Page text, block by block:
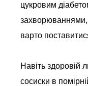
цукровим
варто
Навіть здоровій
сосиски в